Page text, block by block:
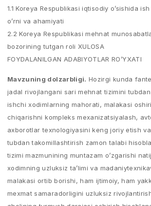
1.1 Koreya Respublikasi iqtisodiy o’sishida
o’rni va ahamiyati
2.2 Koreya Respublikasi mehnat
bozorining tutgan roli XULOSA
FOYDALANILGAN ADABIYOTLAR RO’YXATI
Mavzuning dolzarbligi. Hozirgi kunda
jadal rivojlangani sari mehnat tizimini
ishchi xodimlarning mahorati, malakasi
chiqarishni kompleks mexanizatsiyalash,
axborotlar texnologiyasini keng joriy etish
tubdan takomillashtirish zamon talabi
tizimi mazmunining muntazam o’zgarishi
xodimning uzluksiz taʼlimi va
malakasi ortib borishi, ham ijtimoiy, ham
mexmat samaradorligini uzluksiz